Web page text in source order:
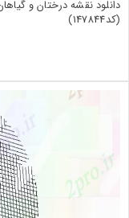
دانلود نقشه درختان و
(کد147844)